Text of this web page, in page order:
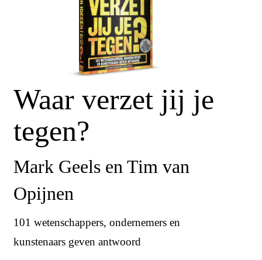
Waar verzet jij je
tegen?
Mark Geels en Tim van
Opijnen
101 wetenschappers, ondernemers en
kunstenaars geven antwoord